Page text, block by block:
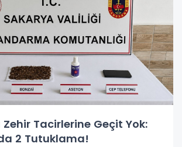
Tacirlerine Geçit Yok:
2 Tutuklama!